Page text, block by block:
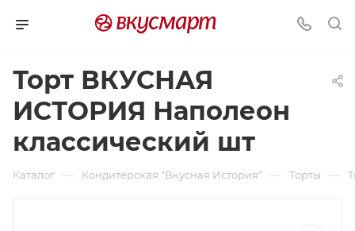
Торт ВКУСНАЯ
ИСТОРИЯ Наполеон
классический шт
Каталог — Кондитерская "Вкусная История" — Торты —